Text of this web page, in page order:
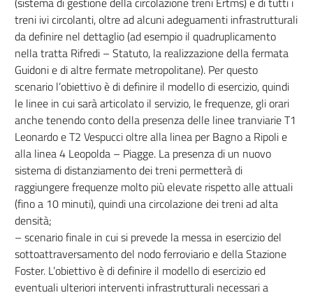
treni ivi circolanti, oltre ad alcuni adeguamenti infrastrutturali
da definire nel dettaglio (ad esempio il quadruplicamento
nella tratta Rifredi – Statuto, la realizzazione della fermata
Guidoni e di altre fermate metropolitane). Per questo
scenario l’obiettivo è di definire il modello di esercizio, quindi
le linee in cui sarà articolato il servizio, le frequenze, gli orari
anche tenendo conto della presenza delle linee tranviarie T1
Leonardo e T2 Vespucci oltre alla linea per Bagno a Ripoli e
alla linea 4 Leopolda – Piagge. La presenza di un nuovo
sistema di distanziamento dei treni permetterà di
raggiungere frequenze molto più elevate rispetto alle attuali
(fino a 10 minuti), quindi una circolazione dei treni ad alta
densità;
– scenario finale in cui si prevede la messa in esercizio del
sottoattraversamento del nodo ferroviario e della Stazione
Foster. L’obiettivo è di definire il modello di esercizio ed
eventuali ulteriori interventi infrastrutturali necessari a